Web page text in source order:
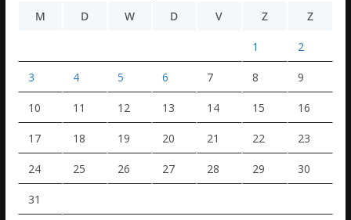
M
D W D V Z Z
1 2
3 4 5 6 7 8 9
10 11 12 13 14 15 16
17 18 19 20 21 22 23
24 25 26 27 28 29 30
31